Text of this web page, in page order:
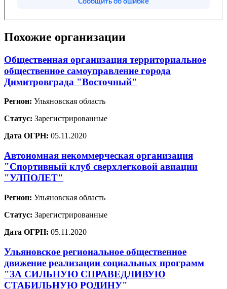
Похожие организации
Общественная организация территориальное
общественное самоуправление города
Димитровграда "Восточный"
Регион: Ульяновская область
Статус: Зарегистрированные
Дата ОГРН: 05.11.2020
Автономная некоммерческая организация
"Спортивный клуб сверхлегковой авиации
"УЛПОЛЕТ"
Регион: Ульяновская область
Статус: Зарегистрированные
Дата ОГРН: 05.11.2020
Ульяновское региональное общественное
движение реализации социальных программ
"ЗА СИЛЬНУЮ СПРАВЕДЛИВУЮ
СТАБИЛЬНУЮ РОДИНУ"